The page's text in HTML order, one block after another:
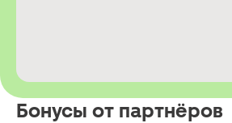
Бонусы от партнёров